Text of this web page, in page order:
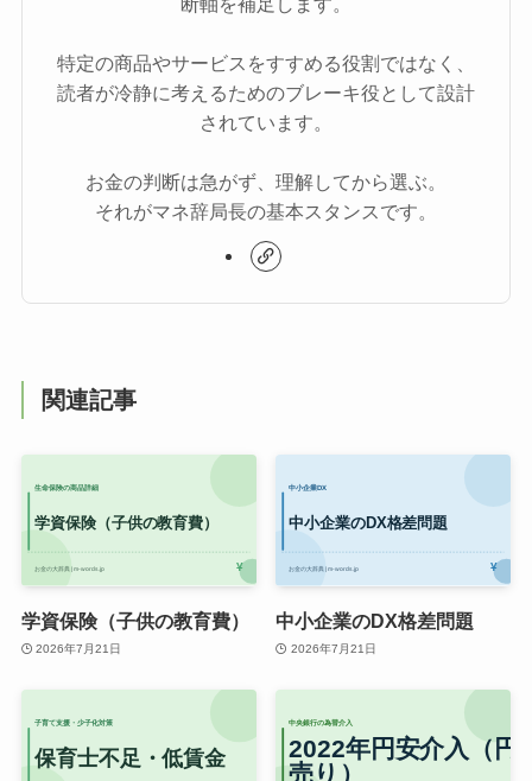
特定の商品やサービスをすすめる役割ではなく、
読者が冷静に考えるためのブレーキ役として設計
されています。
お金の判断は急がず、理解してから選ぶ。
それがマネ辞局長の基本スタンスです。
関連記事
学資保険（子供の教育費）
2026年7月21日
中小企業のDX格差問題
2026年7月21日